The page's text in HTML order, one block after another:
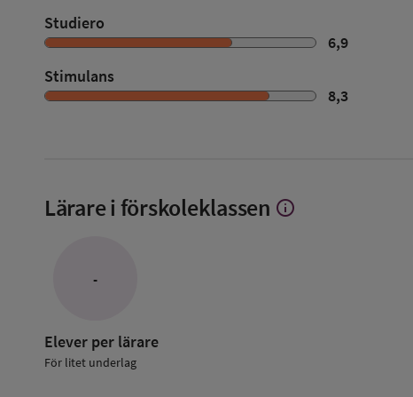
Studiero
6,9
Stimulans
8,3
Lärare i förskoleklassen Visa
info
-
Elever per lärare
För litet underlag